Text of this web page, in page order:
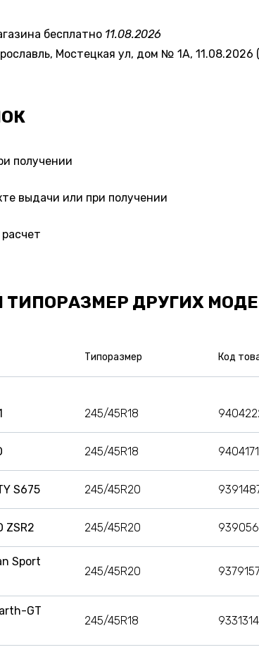
бесплатно 11.08.2026
Мостецкая ул, дом № 1А, 11.08.2026
получении
выдачи или при получении
ДРУГИХ
Типоразмер Код
245/45R18
245/45R18 9404171
S675 245/45R20
ZSR2 245/45R20
Sport
245/45R20
GT
245/45R18 9331314